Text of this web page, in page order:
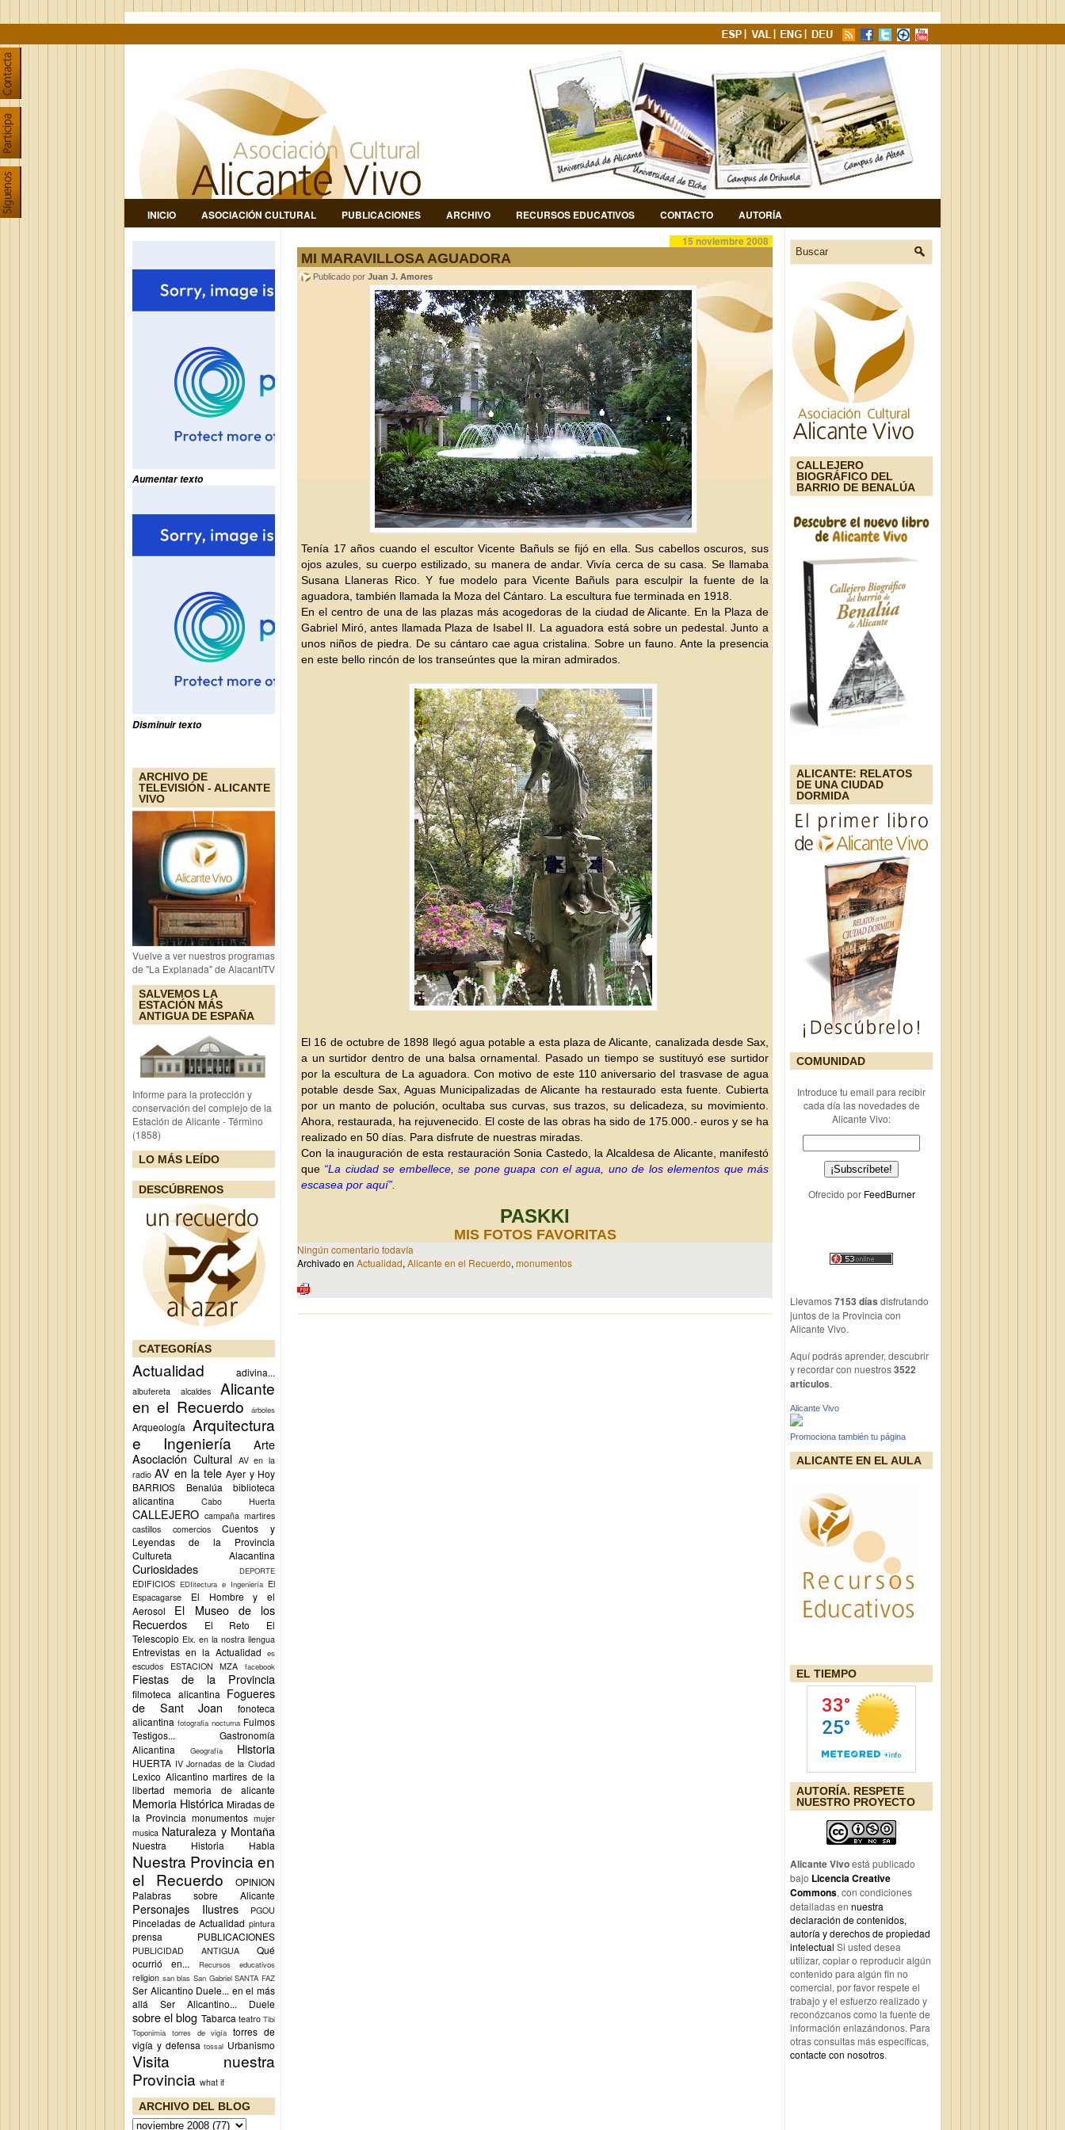
INICIO ASOCIACIÓN CULTURAL PUBLICACIONES ARCHIVO RECURSOS EDUCATIVOS CONTACTO AUTORÍA
Aumentar texto
Disminuir texto
ARCHIVO DE
TELEVISIÓN - ALICANTE
VIVO
Vuelve a ver nuestros programas
de "La Explanada" de AlacantíTV
SALVEMOS LA
ESTACIÓN MÁS
ANTIGUA DE ESPAÑA
Informe para la protección y
conservación del complejo de la
Estación de Alicante - Término
(1858)
LO MÁS LEÍDO
DESCÚBRENOS
CATEGORÍAS
Actualidad adivina...
albufereta alcaldes
Alicante
en el Recuerdo
árboles
Arqueología Arquitectura
e Ingeniería
Arte
Asociación Cultural AV en la
radio AV en la tele Ayer y Hoy
BARRIOS
Benalúa
biblioteca
alicantina
Cabo Huerta
CALLEJERO campaña martires
castillos
comercios
Cuentos y
Leyendas de la Provincia
Cultureta Alacantina
Curiosidades DEPORTE
EDIFICIOS EDIitectura e Ingeniería El
Espacagarse
El Hombre y el
Aerosol
El Museo de los
Recuerdos
El Reto
El
Telescopio Elx. en la nostra llengua
Entrevistas en la Actualidad es
escudos ESTACION MZA facebook
Fiestas de la Provincia
filmoteca alicantina Fogueres
de Sant Joan
fonoteca
alicantina fotografia nocturna Fuimos
Testigos...
Gastronomía
Alicantina
Geografía Historia
HUERTA IV Jornadas de la Ciudad
Lexico Alicantino martires de la
libertad
memoria de alicante
Memoria Histórica Miradas de
la Provincia monumentos mujer
musica Naturaleza y Montaña
Nuestra Historia Habla
Nuestra Provincia en
el Recuerdo
OPINION
Palabras sobre Alicante
Personajes Ilustres PGOU
Pinceladas de Actualidad pintura
prensa PUBLICACIONES
PUBLICIDAD ANTIGUA
Qué
ocurrió en...
Recursos educativos
religion san blas San Gabriel SANTA FAZ
Ser Alicantino Duele... en el más
allá
Ser Alicantino... Duele
sobre el blog Tabarca teatro Tibi
Toponimia torres de vigía torres de
vigía y defensa tossal Urbanismo
Visita nuestra
Provincia what if
ARCHIVO DEL BLOG
15 noviembre 2008
MI MARAVILLOSA AGUADORA
Publicado por Juan J. Amores
Tenía 17 años cuando el escultor Vicente Bañuls se fijó en ella. Sus cabellos oscuros, sus
ojos azules, su cuerpo estilizado, su manera de andar. Vivía cerca de su casa. Se llamaba
Susana Llaneras Rico. Y fue modelo para Vicente Bañuls para esculpir la fuente de la
aguadora, también llamada la Moza del Cántaro. La escultura fue terminada en 1918.
En el centro de una de las plazas más acogedoras de la ciudad de Alicante. En la Plaza de
Gabriel Miró, antes llamada Plaza de Isabel II. La aguadora está sobre un pedestal. Junto a
unos niños de piedra. De su cántaro cae agua cristalina. Sobre un fauno. Ante la presencia
en este bello rincón de los transeúntes que la miran admirados.
El 16 de octubre de 1898 llegó agua potable a esta plaza de Alicante, canalizada desde Sax,
a un surtidor dentro de una balsa ornamental. Pasado un tiempo se sustituyó ese surtidor
por la escultura de La aguadora. Con motivo de este 110 aniversario del trasvase de agua
potable desde Sax, Aguas Municipalizadas de Alicante ha restaurado esta fuente. Cubierta
por un manto de polución, ocultaba sus curvas, sus trazos, su delicadeza, su movimiento.
Ahora, restaurada, ha rejuvenecido. El coste de las obras ha sido de 175.000.- euros y se ha
realizado en 50 días. Para disfrute de nuestras miradas.
Con la inauguración de esta restauración Sonia Castedo, la Alcaldesa de Alicante, manifestó
que “La ciudad se embellece, se pone guapa con el agua, uno de los elementos que más
escasea por aquí”.
PASKKI
MIS FOTOS FAVORITAS
Ningún comentario todavía
Archivado en Actualidad, Alicante en el Recuerdo, monumentos
CALLEJERO
BIOGRÁFICO DEL
BARRIO DE BENALÚA
ALICANTE: RELATOS
DE UNA CIUDAD
DORMIDA
COMUNIDAD
Introduce tu email para recibir
cada día las novedades de
Alicante Vivo:
Ofrecido por FeedBurner
Llevamos7153 días disfrutando
juntos de la Provincia con
Alicante Vivo.
Aquí podrás aprender, descubrir
y recordar con nuestros3522
artículos.
Alicante Vivo
Promociona también tu página
ALICANTE EN EL AULA
EL TIEMPO
AUTORÍA. RESPETE
NUESTRO PROYECTO
Alicante Vivoestá publicado
bajo Licencia Creative
Commons, con condiciones
detalladas en nuestra
declaración de contenidos,
autoría y derechos de propiedad
intelectual Si usted desea
utilizar, copiar o reproducir algún
contenido para algún fin no
comercial, por favor respete el
trabajo y el esfuerzo realizado y
reconózcanos como la fuente de
información enlazándonos. Para
otras consultas más específicas,
contacte con nosotros.